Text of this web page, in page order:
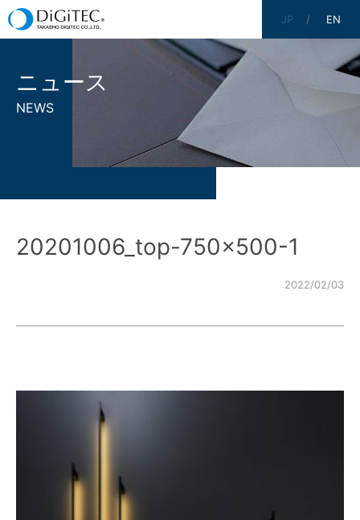
JP EN
ニュース
NEWS
20201006_top-750×500-1
2022/02/03